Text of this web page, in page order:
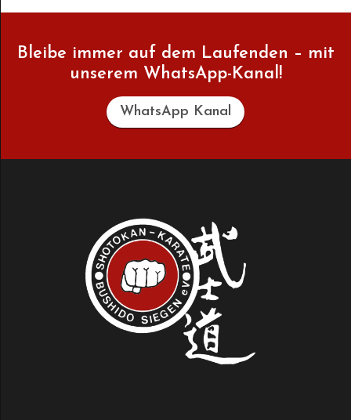
Bleibe immer auf dem Laufenden – mit
unserem WhatsApp-Kanal!
WhatsApp Kanal